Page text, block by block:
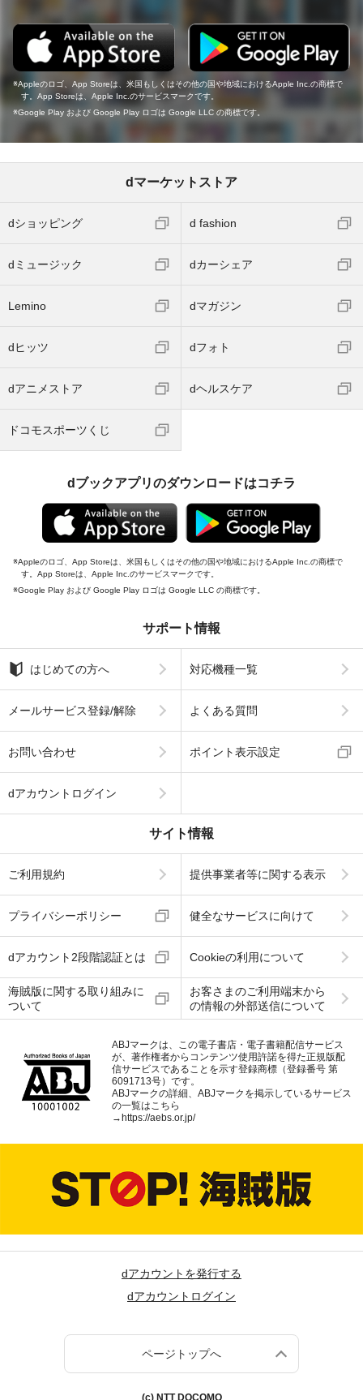
Appleのロゴ、App Storeは、米国もしくはその他の国や地域におけるApple Inc.の商標で
す。App Storeは、Apple Inc.のサービスマークです。
Google Play および Google Play ロゴは Google LLC の商標です。
dマーケットストア
dショッピング d fashion
dミュージック dカーシェア
Lemino dマガジン
dヒッツ dフォト
dアニメストア dヘルスケア
ドコモスポーツくじ
dブックアプリのダウンロードはコチラ
Appleのロゴ、App Storeは、米国もしくはその他の国や地域におけるApple Inc.の商標で
す。App Storeは、Apple Inc.のサービスマークです。
Google Play および Google Play ロゴは Google LLC の商標です。
サポート情報
はじめての方へ 対応機種一覧
メールサービス登録/解除 よくある質問
お問い合わせ ポイント表示設定
dアカウントログイン
サイト情報
ご利用規約 提供事業者等に関する表示
プライバシーポリシー 健全なサービスに向けて
dアカウント2段階認証とは Cookieの利用について
海賊版に関する取り組みに
ついて
お客さまのご利用端末から
の情報の外部送信について
ABJマークは、この電子書店・電子書籍配信サービス
が、著作権者からコンテンツ使用許諾を得た正規版配
信サービスであることを示す登録商標（登録番号 第
6091713号）です。
ABJマークの詳細、ABJマークを掲示しているサービス
の一覧はこちら
→ https://aebs.or.jp/
dアカウントを発行する
dアカウントログイン
ページトップへ